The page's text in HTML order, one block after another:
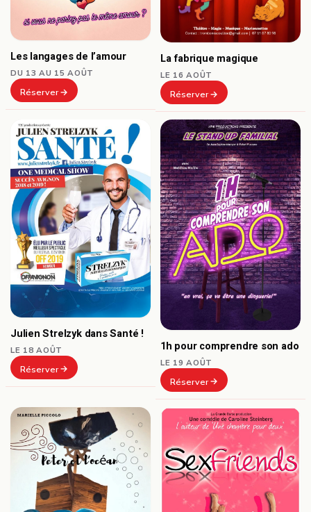
Les langages de l’amour
DU 13 AU 15 AOÛT
Réserver
La fabrique magique
LE 16 AOÛT
Réserver
Julien Strelzyk dans Santé !
LE 18 AOÛT
Réserver
1h pour comprendre son ado
LE 19 AOÛT
Réserver